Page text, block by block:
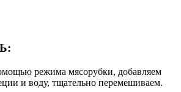
режима мясорубки, добавляем
и воду, тщательно перемешиваем.